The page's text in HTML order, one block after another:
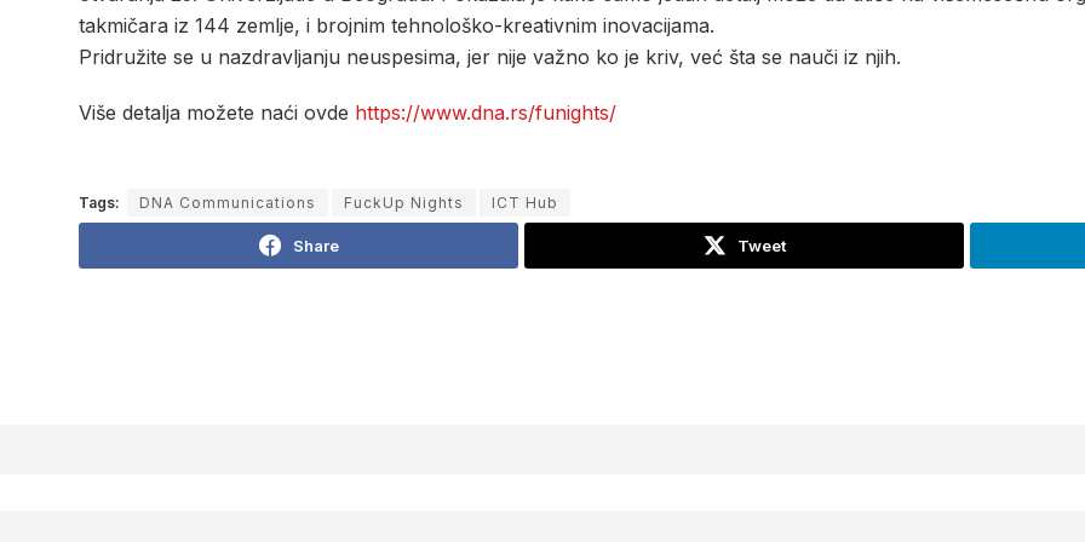
takmičara iz 144 zemlje, i brojnim tehnološko-kreativnim inovacijama.
Pridružite se u nazdravljanju neuspesima, jer nije važno ko je kriv, već šta se nauči iz njih.
Više detalja možete naći ovde https://www.dna.rs/funights/
Tags: DNA Communications FuckUp Nights ICT Hub
Share Tweet